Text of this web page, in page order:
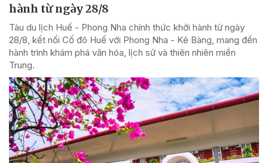
hành từ ngày 28/8
Tàu du lịch Huế - Phong Nha chính thức khởi hành từ ngày
28/8, kết nối Cố đô Huế với Phong Nha - Kẻ Bàng, mang đến
hành trình khám phá văn hóa, lịch sử và thiên nhiên miền
Trung.